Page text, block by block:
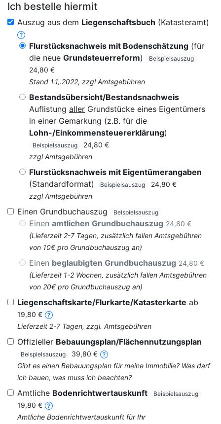
Ich bestelle hiermit
Auszug aus dem Liegenschaftsbuch (Katasteramt)
Flurstücksnachweis mit Bodenschätzung (für
die neue Grundsteuerreform) Beispielsauszug
24,80 €
Stand 1.1,.2022, zzgl Amtsgebühren
Bestandsübersicht/Bestandsnachweis
Auflistung aller Grundstücke eines Eigentümers
in einer Gemarkung (z.B. für die
Lohn-/Einkommensteuererklärung)
Beispielsauszug
24,80 €
zzgl Amtsgebühren
Flurstücksnachweis mit Eigentümerangaben
(Standardformat)
Beispielsauszug
24,80 €
zzgl Amtsgebühren
Einen Grundbuchauszug Beispielsauszug
Einen amtlichen Grundbuchauszug 24,80 €
(Lieferzeit 2-7 Tagen, zusätzlich fallen Amtsgebühren
von 10€ pro Grundbuchauszug an)
Einen beglaubigten Grundbuchauszug 24,80 €
(Lieferzeit 1-2 Wochen, zusätzlich fallen Amtsgebühren
von 20€ pro Grundbuchauszug an)
Liegenschaftskarte/Flurkarte/Katasterkarte ab
19,80 €
Lieferzeit 2-7 Tagen, zzgl. Amtsgebühren
Offizieller Bebauungsplan/Flächennutzungsplan
Beispielsauszug
39,80 €
Gibt es einen Bebauungsplan für meine Immobilie? Was darf
ich bauen, was muss ich beachten?
Amtliche Bodenrichtwertauskunft Beispielsauszug
19,80 €
Amtliche Bodenrichtwertauskunft für Ihr